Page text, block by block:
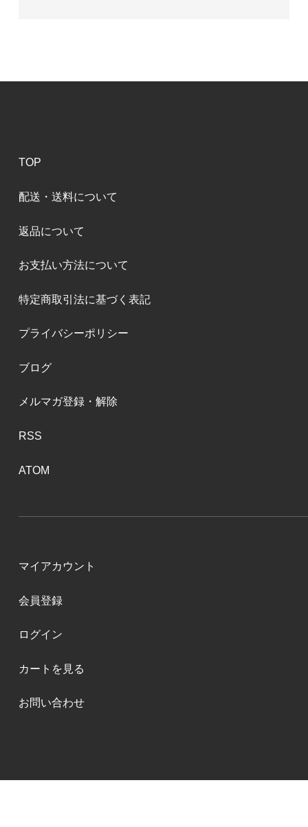
TOP
配送・送料について
返品について
お支払い方法について
特定商取引法に基づく表記
プライバシーポリシー
ブログ
メルマガ登録・解除
RSS
ATOM
マイアカウント
会員登録
ログイン
カートを見る
お問い合わせ